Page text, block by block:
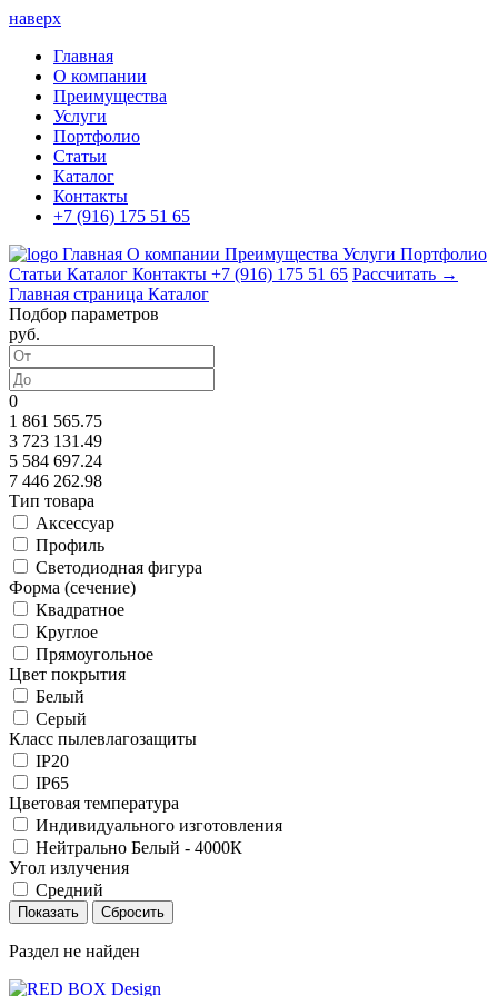
наверх
Главная
О компании
Преимущества
Услуги
Портфолио
Статьи
Каталог
Контакты
+7 (916) 175 51 65
Главная О компании Преимущества Услуги Портфолио
Статьи Каталог Контакты +7 (916) 175 51 65 Рассчитать →
Главная страница Каталог
Подбор параметров
руб.
0
1 861 565.75
3 723 131.49
5 584 697.24
7 446 262.98
Тип товара
Аксессуар
Профиль
Светодиодная фигура
Форма (сечение)
Квадратное
Круглое
Прямоугольное
Цвет покрытия
Белый
Серый
Класс пылевлагозащиты
IP20
IP65
Цветовая температура
Индивидуального изготовления
Нейтрально Белый - 4000К
Угол излучения
Средний
Раздел не найден